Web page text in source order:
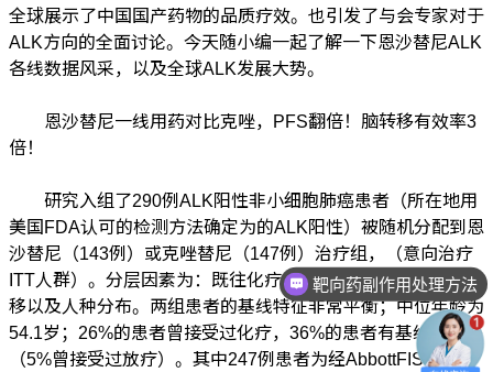
全球展示了中国国产药物的品质疗效。也引发了与会专家对于
ALK方向的全面讨论。今天随小编一起了解一下恩沙替尼ALK
各线数据风采，以及全球ALK发展大势。
恩沙替尼一线用药对比克唑，PFS翻倍！脑转移有效率3
倍！
研究入组了290例ALK阳性非小细胞肺癌患者（所在地用
美国FDA认可的检测方法确定为的ALK阳性）被随机分配到恩
沙替尼（143例）或克唑替尼（147例）治疗组，（意向治疗
ITT人群）。分层因素为：既往化疗史、病人健康状态、脑转
移以及人种分布。两组患者的基线特征非常平衡；中位年龄为
54.1岁；26%的患者曾接受过化疗，36%的患者有基线脑转移
（5%曾接受过放疗）。其中247例患者为经AbbottFISH中心
靶向药副作用处理方法